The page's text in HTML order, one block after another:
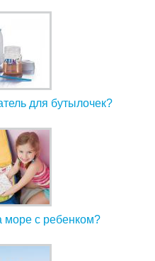
для бутылочек?
море с ребенком?